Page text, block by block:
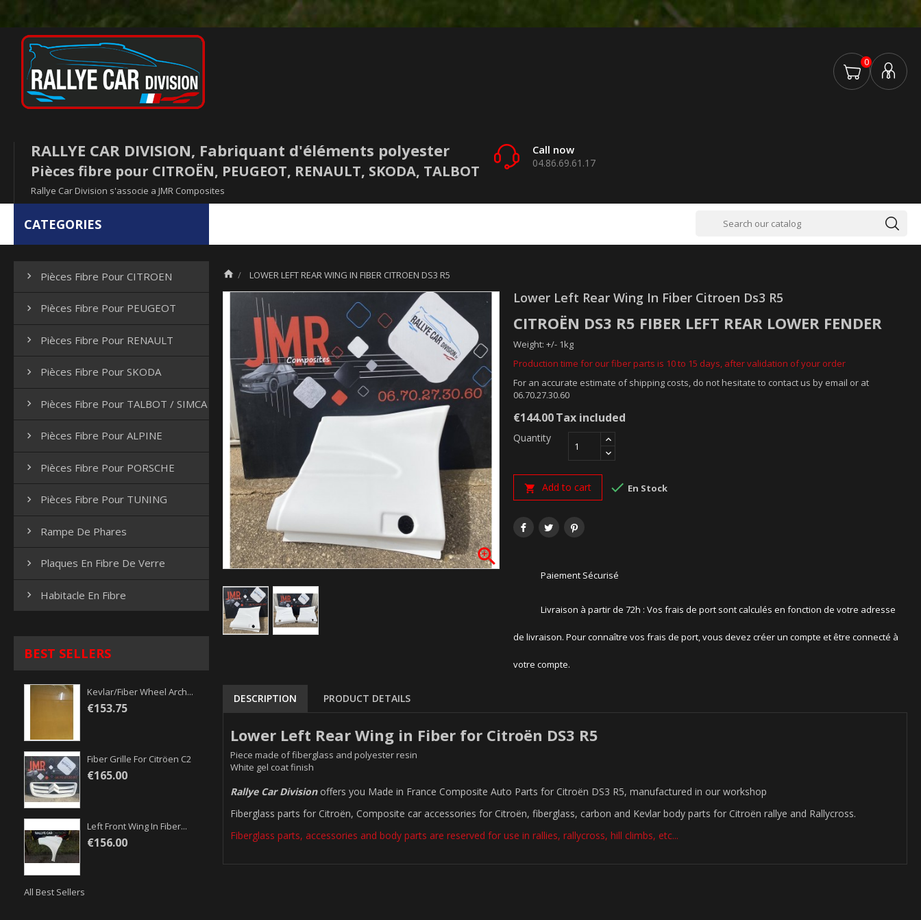
RALLYE CAR DIVISION, Fabriquant d'éléments polyester
Pièces fibre pour CITROËN, PEUGEOT, RENAULT, SKODA, TALBOT
Rallye Car Division s'associe a JMR Composites
Call now
04.86.69.61.17
0
CATEGORIES
 Pièces Fibre Pour CITROEN
 Pièces Fibre Pour PEUGEOT
 Pièces Fibre Pour RENAULT
 Pièces Fibre Pour SKODA
 Pièces Fibre Pour TALBOT / SIMCA
 Pièces Fibre Pour ALPINE
 Pièces Fibre Pour PORSCHE
 Pièces Fibre Pour TUNING
 Rampe De Phares
 Plaques En Fibre De Verre
 Habitacle En Fibre
BEST SELLERS
Kevlar/fiber Wheel Arch...
€153.75
Fiber Grille For Citröen C2
€165.00
Left Front Wing In Fiber...
€156.00
All Best Sellers
 LOWER LEFT REAR WING IN FIBER CITROEN DS3 R5

Lower Left Rear Wing In Fiber Citroen Ds3 R5
CITROËN DS3 R5 FIBER LEFT REAR LOWER FENDER
Weight: +/- 1kg
Production time for our fiber parts is 10 to 15 days, after validation of your order
For an accurate estimate of shipping costs, do not hesitate to contact us by email or at
06.70.27.30.60
€144.00Tax included
Quantity
 Add to cart  En Stock
Paiement Sécurisé
Livraison à partir de 72h : Vos frais de port sont calculés en fonction de votre adresse
de livraison. Pour connaître vos frais de port, vous devez créer un compte et être connecté à
votre compte.
DESCRIPTION PRODUCT DETAILS
Lower Left Rear Wing in Fiber for Citroën DS3 R5
Piece made of fiberglass and polyester resin
White gel coat finish
Rallye Car Division offers you Made in France Composite Auto Parts for Citroën DS3 R5, manufactured in our workshop
Fiberglass parts for Citroën, Composite car accessories for Citroën, fiberglass, carbon and Kevlar body parts for Citroën rallye and Rallycross.
Fiberglass parts, accessories and body parts are reserved for use in rallies, rallycross, hill climbs, etc...